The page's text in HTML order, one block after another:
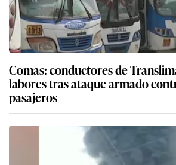
Comas: conductores de
labores tras ataque armado
pasajeros